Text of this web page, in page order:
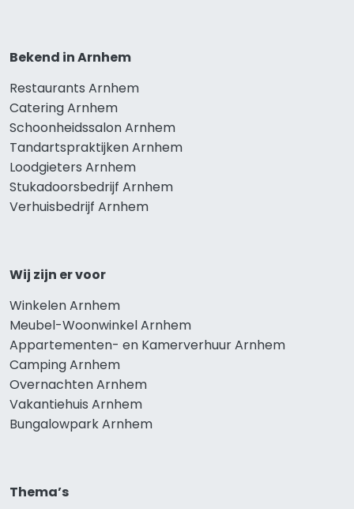
Bekend in Arnhem
Restaurants Arnhem
Catering Arnhem
Schoonheidssalon Arnhem
Tandartspraktijken Arnhem
Loodgieters Arnhem
Stukadoorsbedrijf Arnhem
Verhuisbedrijf Arnhem
Wij zijn er voor
Winkelen Arnhem
Meubel-Woonwinkel Arnhem
Appartementen- en Kamerverhuur Arnhem
Camping Arnhem
Overnachten Arnhem
Vakantiehuis Arnhem
Bungalowpark Arnhem
Thema’s